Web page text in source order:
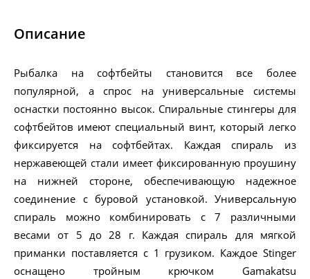
Описание
Рыбалка на софтбейты становится все более
популярной, а спрос на универсальные системы
оснастки постоянно высок. Спиральные стингеры для
софтбейтов имеют специальный винт, который легко
фиксируется на софтбейтах. Каждая спираль из
нержавеющей стали имеет фиксированную проушину
на нижней стороне, обеспечивающую надежное
соединение с буровой установкой. Универсальную
спираль можно комбинировать с 7 различными
весами от 5 до 28 г. Каждая спираль для мягкой
приманки поставляется с 1 грузиком. Каждое Stinger
оснащено тройным крючком Gamakatsu